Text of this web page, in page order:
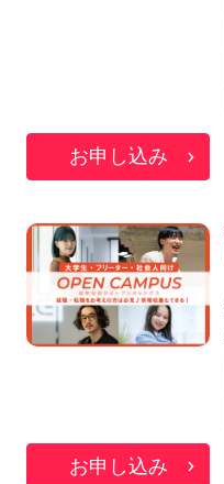
お申し込み
お申し込み